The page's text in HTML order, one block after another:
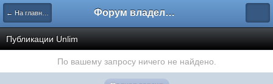
← На главную Форум владельцев интернет-магазинов
Публикации Unlim
По вашему запросу ничего не найдено.